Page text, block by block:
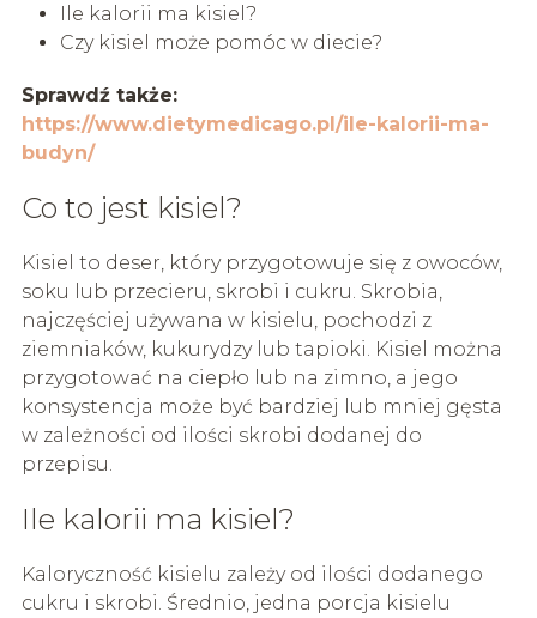
Ile kalorii ma kisiel?
Czy kisiel może pomóc w diecie?
Sprawdź także:
https://www.dietymedicago.pl/ile-kalorii-ma-
budyn/
Co to jest kisiel?
Kisiel to deser, który przygotowuje się z owoców,
soku lub przecieru, skrobi i cukru. Skrobia,
najczęściej używana w kisielu, pochodzi z
ziemniaków, kukurydzy lub tapioki. Kisiel można
przygotować na ciepło lub na zimno, a jego
konsystencja może być bardziej lub mniej gęsta
w zależności od ilości skrobi dodanej do
przepisu.
Ile kalorii ma kisiel?
Kaloryczność kisielu zależy od ilości dodanego
cukru i skrobi. Średnio, jedna porcja kisielu